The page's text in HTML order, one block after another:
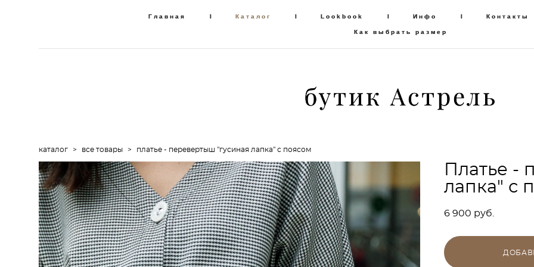
Главная I Каталог I Lookbook I Инфо I Контакты
Как выбрать размер
бутик Астрель
Главная I Каталог I Lookbook I Инфо I Контакты
Как выбрать размер
бутик Астрель
каталог > все товары > платье - перевертыш "гусиная лапка" с поясом
Платье -
лапка" с
6 900 pуб.